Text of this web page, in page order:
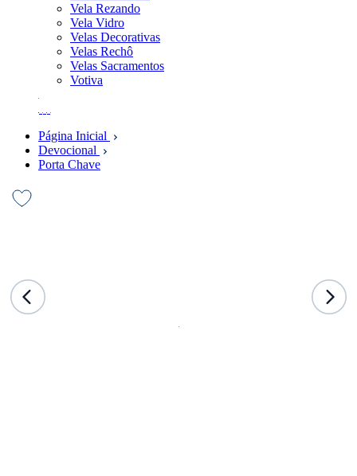
Vela Rezando
Vela Vidro
Velas Decorativas
Velas Rechô
Velas Sacramentos
Votiva
Página Inicial
Devocional
Porta Chave